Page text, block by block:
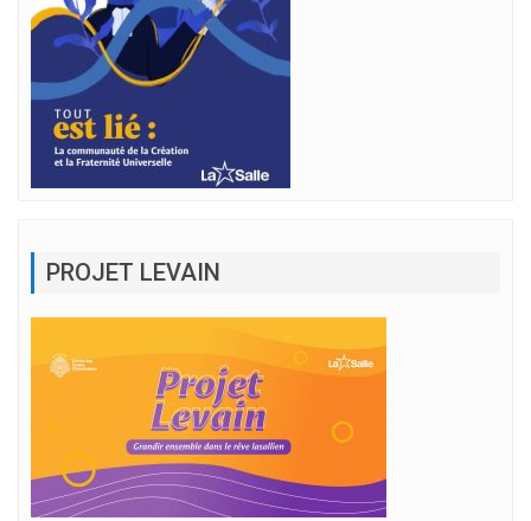
PROJET LEVAIN